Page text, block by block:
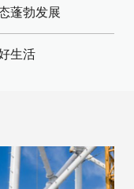
蓬勃发展
生活